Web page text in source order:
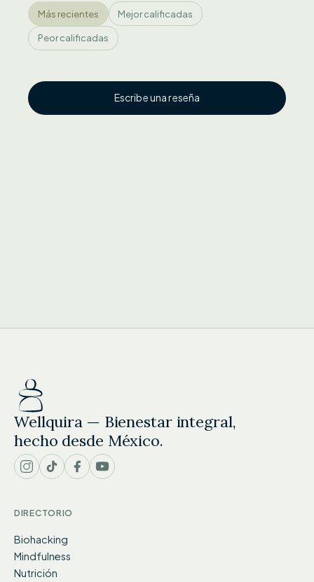
Más recientes Mejor calificadas
Peor calificadas
Escribe una reseña
Wellquira — Bienestar integral,
hecho desde México.
DIRECTORIO
Biohacking
Mindfulness
Nutrición